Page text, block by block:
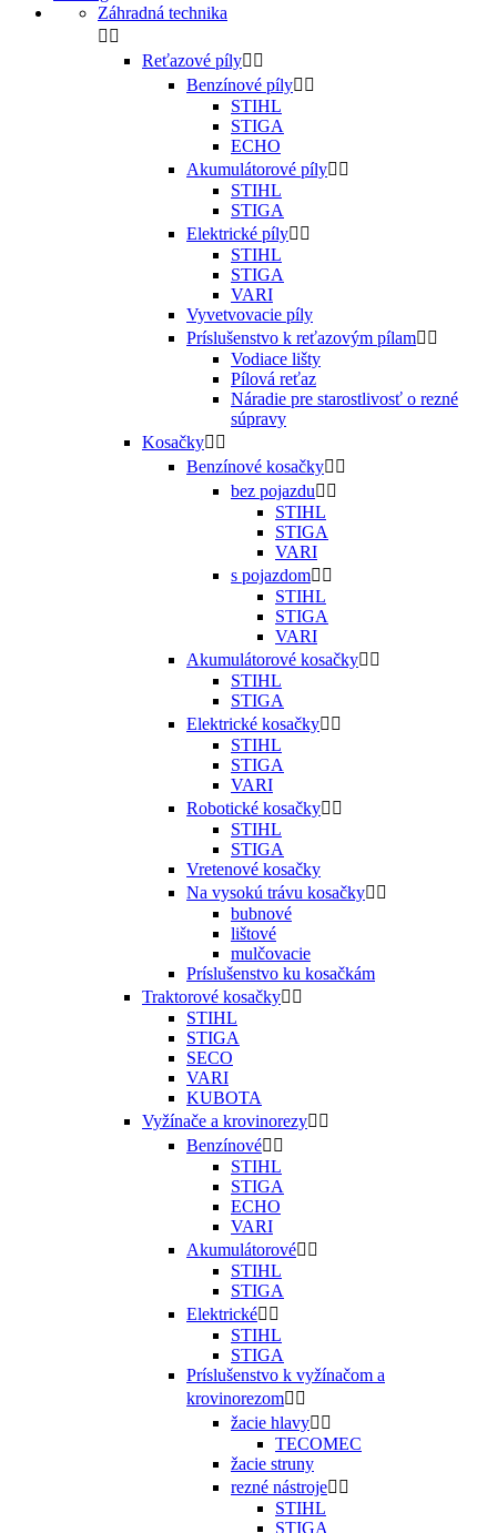
Záhradná technika
 
Reťazové píly 
Benzínové píly 
STIHL
STIGA
ECHO
Akumulátorové píly 
STIHL
STIGA
Elektrické píly 
STIHL
STIGA
VARI
Vyvetvovacie píly
Príslušenstvo k reťazovým pílam 
Vodiace lišty
Pílová reťaz
Náradie pre starostlivosť o rezné
súpravy
Kosačky 
Benzínové kosačky 
bez pojazdu 
STIHL
STIGA
VARI
s pojazdom 
STIHL
STIGA
VARI
Akumulátorové kosačky 
STIHL
STIGA
Elektrické kosačky 
STIHL
STIGA
VARI
Robotické kosačky 
STIHL
STIGA
Vretenové kosačky
Na vysokú trávu kosačky 
bubnové
lištové
mulčovacie
Príslušenstvo ku kosačkám
Traktorové kosačky 
STIHL
STIGA
SECO
VARI
KUBOTA
Vyžínače a krovinorezy 
Benzínové 
STIHL
STIGA
ECHO
VARI
Akumulátorové 
STIHL
STIGA
Elektrické 
STIHL
STIGA
Príslušenstvo k vyžínačom a
krovinorezom 
žacie hlavy 
TECOMEC
žacie struny
rezné nástroje 
STIHL
STIGA